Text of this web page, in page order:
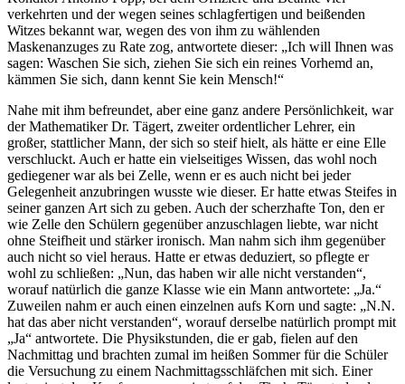
verkehrten und der wegen seines schlagfertigen und beißenden
Witzes bekannt war, wegen des von ihm zu wählenden
Maskenanzuges zu Rate zog, antwortete dieser:
Ich will Ihnen was
sagen: Waschen Sie sich, ziehen Sie sich ein reines Vorhemd an,
kämmen Sie sich, dann kennt Sie kein Mensch!
Nahe mit ihm befreundet, aber eine ganz andere Persönlichkeit, war
der Mathematiker Dr. Tägert, zweiter ordentlicher Lehrer, ein
großer, stattlicher Mann, der sich so steif hielt, als hätte er eine Elle
verschluckt. Auch er hatte ein vielseitiges Wissen, das wohl noch
gediegener war als bei Zelle, wenn er es auch nicht bei jeder
Gelegenheit anzubringen wusste wie dieser. Er hatte etwas Steifes in
seiner ganzen Art sich zu geben. Auch der scherzhafte Ton, den er
wie Zelle den Schülern gegenüber anzuschlagen liebte, war nicht
ohne Steifheit und stärker ironisch. Man nahm sich ihm gegenüber
auch nicht so viel heraus. Hatte er etwas deduziert, so pflegte er
wohl zu schließen:
Nun, das haben wir alle nicht verstanden ,
worauf natürlich die ganze Klasse wie ein Mann antwortete:
Ja.
Zuweilen nahm er auch einen einzelnen aufs Korn und sagte:
N.N.
hat das aber nicht verstanden , worauf derselbe natürlich prompt mit
Ja
antwortete. Die Physikstunden, die er gab, fielen auf den
Nachmittag und brachten zumal im heißen Sommer für die Schüler
die Versuchung zu einem Nachmittagsschläfchen mit sich. Einer